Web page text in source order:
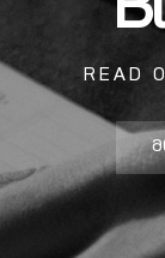
READ